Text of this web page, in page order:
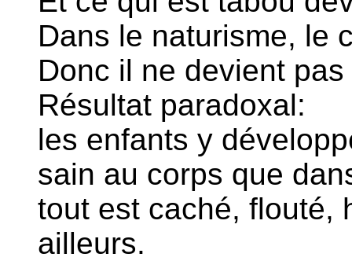
Dans le naturisme, le
Donc il ne devient
Résultat paradoxal:
les enfants y
sain au corps que
tout est caché,
ailleurs.